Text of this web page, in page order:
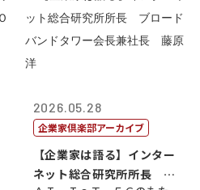
2026.05.28
企業家倶楽部アーカイブ
【企業家は語る】インター
ネット総合研究所所長 ブ